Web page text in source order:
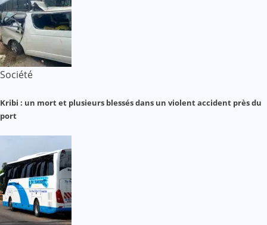
Société
Kribi : un mort et plusieurs blessés dans un violent accident près du
port